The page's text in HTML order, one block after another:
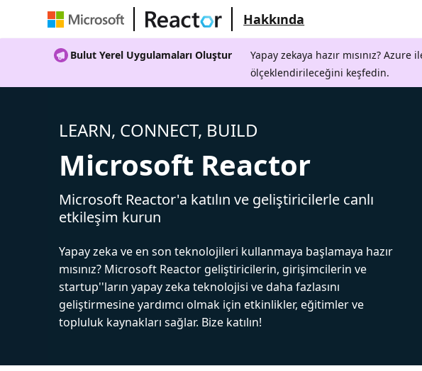
Hakkında
Bulut Yerel Uygulamaları Oluştur
Yapay zekaya hazır mısınız?
ölçeklendirileceğini keşfedin.
LEARN, CONNECT, BUILD
Microsoft Reactor
Microsoft Reactor'a katılın ve geliştiricilerle canlı
etkileşim kurun
Yapay zeka ve en son teknolojileri kullanmaya başlamaya hazır
mısınız? Microsoft Reactor geliştiricilerin, girişimcilerin ve
startup''ların yapay zeka teknolojisi ve daha fazlasını
geliştirmesine yardımcı olmak için etkinlikler, eğitimler ve
topluluk kaynakları sağlar. Bize katılın!